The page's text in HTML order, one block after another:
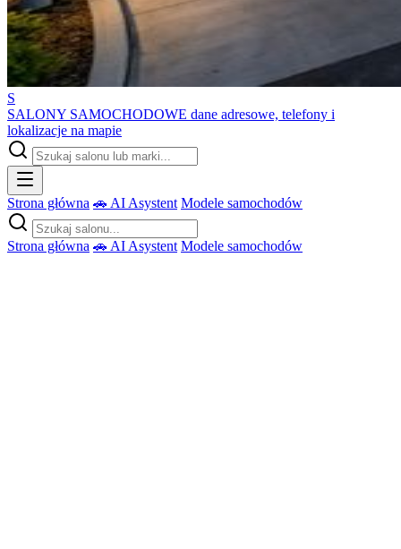
S
SALONY SAMOCHODOWE dane adresowe, telefony i
lokalizacje na mapie
Strona główna 🚗 AI Asystent Modele samochodów
Strona główna 🚗 AI Asystent Modele samochodów